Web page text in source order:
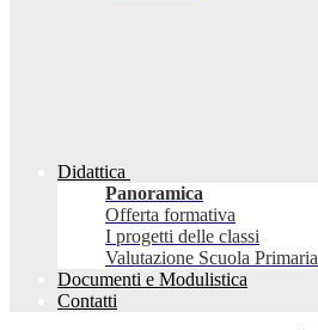
Didattica
Panoramica
Offerta formativa
I progetti delle classi
Valutazione Scuola Primaria
Documenti e Modulistica
Contatti